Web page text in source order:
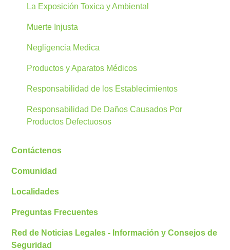
La Exposición Toxica y Ambiental
Muerte Injusta
Negligencia Medica
Productos y Aparatos Médicos
Responsabilidad de los Establecimientos
Responsabilidad De Daños Causados Por
Productos Defectuosos
Contáctenos
Comunidad
Localidades
Preguntas Frecuentes
Red de Noticias Legales - Información y Consejos de
Seguridad